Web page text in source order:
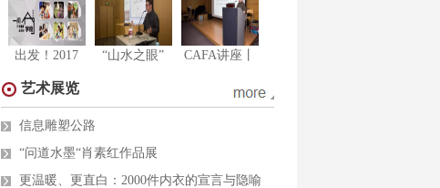
出发！2017 “山水之眼” CAFA讲座丨
艺术展览
信息雕塑公路
“问道水墨“肖素红作品展
更温暖、更直白：2000件内衣的宣言与隐喻